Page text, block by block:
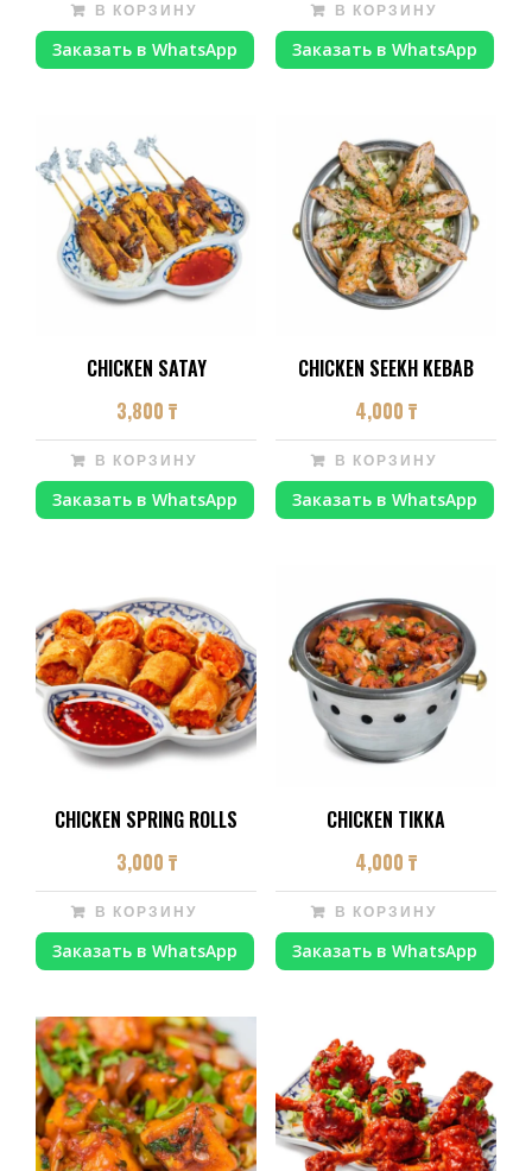
В КОРЗИНУ
Заказать в WhatsApp
В КОРЗИНУ
Заказать в WhatsApp
CHICKEN SATAY
3,800 ₸
В КОРЗИНУ
Заказать в WhatsApp
CHICKEN SEEKH KEBAB
4,000 ₸
В КОРЗИНУ
Заказать в WhatsApp
CHICKEN SPRING ROLLS
3,000 ₸
В КОРЗИНУ
Заказать в WhatsApp
CHICKEN TIKKA
4,000 ₸
В КОРЗИНУ
Заказать в WhatsApp